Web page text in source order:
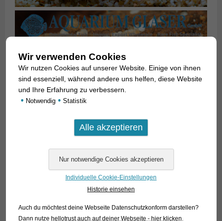
Wir verwenden Cookies
Wir nutzen Cookies auf unserer Website. Einige von ihnen
sind essenziell, während andere uns helfen, diese Website
und Ihre Erfahrung zu verbessern.
• Notwendig • Statistik
Individuelle Cookie-Einstellungen
Historie einsehen
Auch du möchtest deine Webseite Datenschutzkonform darstellen?
Dann nutze hellotrust auch auf deiner Webseite - hier klicken